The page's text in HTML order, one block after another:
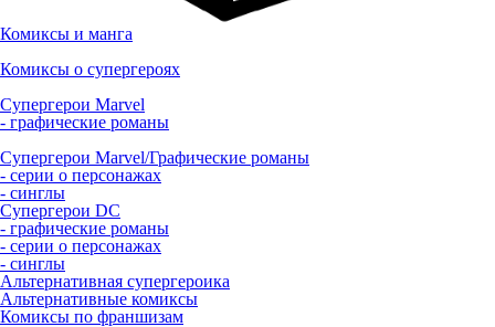
Комиксы и манга
Комиксы о супергероях
Супергерои Marvel
- графические романы
Супергерои Marvel/Графические романы
- серии о персонажах
- синглы
Супергерои DC
- графические романы
- серии о персонажах
- синглы
Альтернативная супергероика
Альтернативные комиксы
Комиксы по франшизам